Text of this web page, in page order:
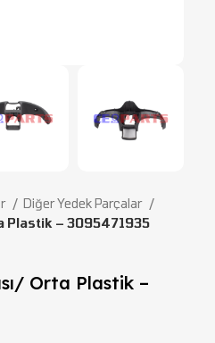
Diğer Yedek Parçalar
Plastik – 3095471935
Orta Plastik –